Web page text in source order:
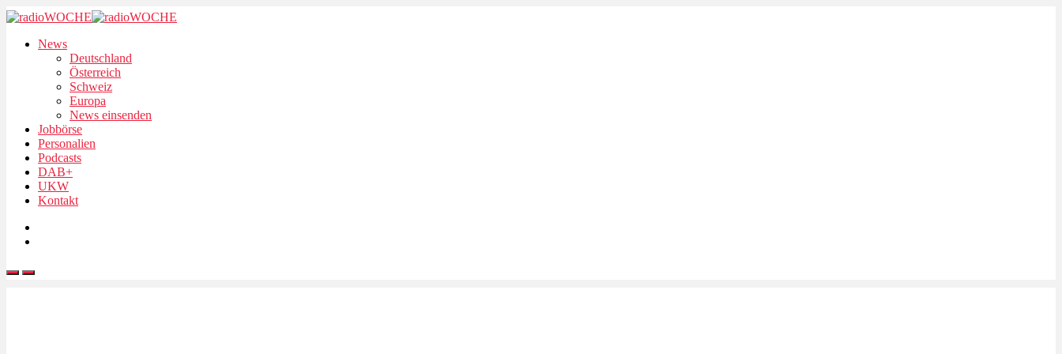
News
Deutschland
Österreich
Schweiz
Europa
News einsenden
Jobbörse
Personalien
Podcasts
DAB+
UKW
Kontakt